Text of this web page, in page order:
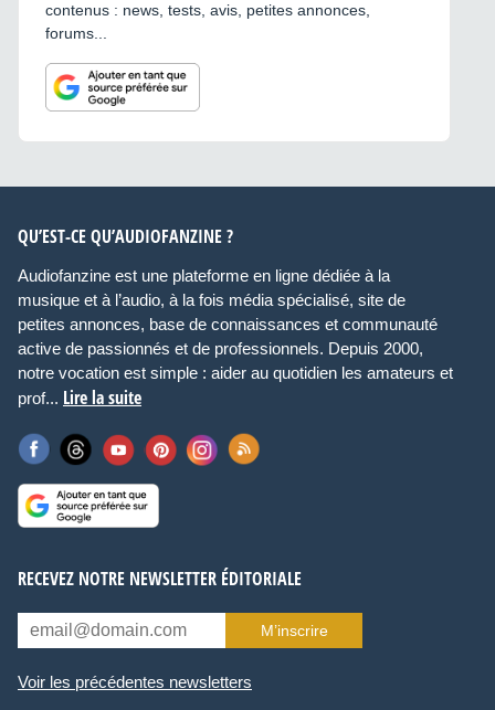
contenus : news, tests, avis, petites annonces,
forums...
QU’EST-CE QU’AUDIOFANZINE ?
Audiofanzine est une plateforme en ligne dédiée à la
musique et à l’audio, à la fois média spécialisé, site de
petites annonces, base de connaissances et communauté
active de passionnés et de professionnels. Depuis 2000,
notre vocation est simple : aider au quotidien les amateurs et
prof... Lire la suite
RECEVEZ NOTRE NEWSLETTER ÉDITORIALE
M’inscrire
Voir les précédentes newsletters